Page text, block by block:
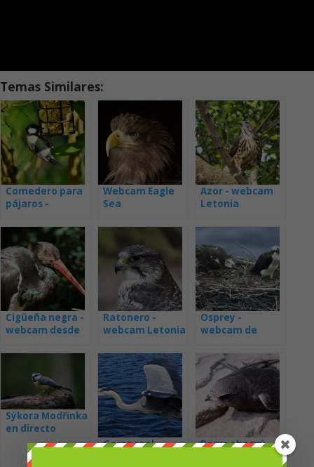
Temas Similares:
Comedero para
pájaros -
Alemania
Webcam Eagle
Sea
Azor - webcam
Letonia
Cigüeña negra -
webcam desde
Estonia
Ratonero -
webcam Letonia
Osprey -
webcam de
Sýkora Modřinka
en directo
Garza real -
Rorys obecný -